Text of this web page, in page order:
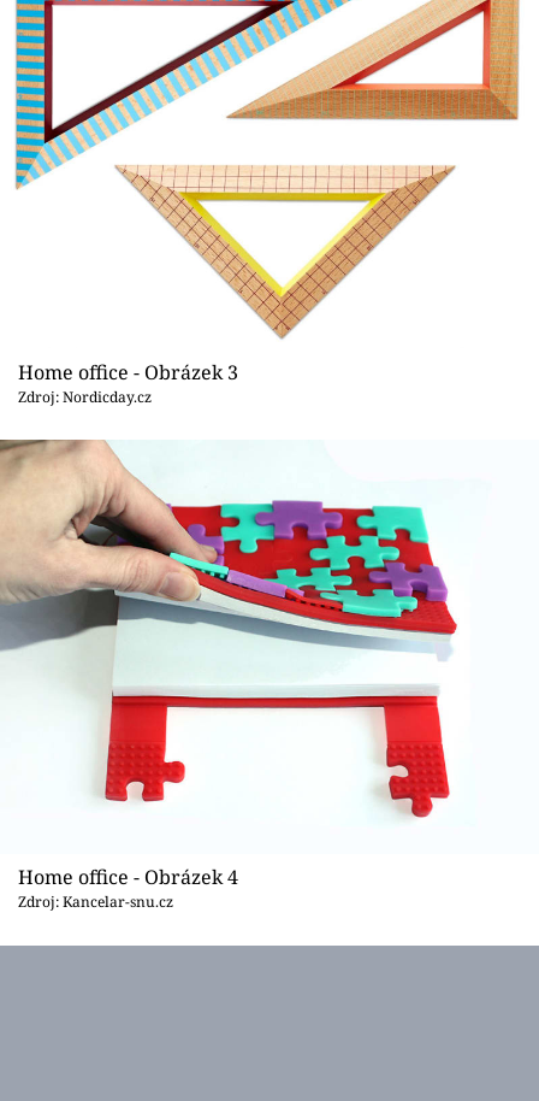
Home office - Obrázek 3
Zdroj: Nordicday.cz
Home office - Obrázek 4
Zdroj: Kancelar-snu.cz